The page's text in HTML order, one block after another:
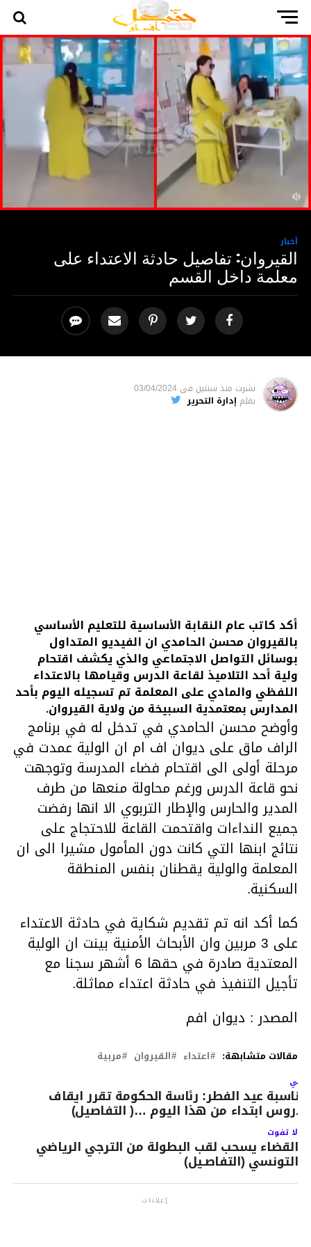
أخبار
القيروان: تفاصيل حادثة الاعتداء على
معلمة داخل القسم
نشرت منذ سنتين فى 03/04/2024
بقلم إدارة التحرير
أكد كاتب عام النقابة الأساسية للتعليم الأساسي
بالقيروان محسن الحامدي ان الفيديو المتداول
بوسائل التواصل الاجتماعي والذي يكشف اقتحام
ولية أحد التلاميذ لقاعة الدرس وقيامها بالاعتداء
اللفظي والمادي على المعلمة تم تسجيله اليوم بأحد
المدارس بمعتمدية السبيخة من ولاية القيروان.
وأوضح محسن الحامدي في تدخل له في برنامج
الراف ماق على ديوان اف ام ان الولية عمدت في
مرحلة أولى الى اقتحام فضاء المدرسة وتوجهت
نحو قاعة الدرس ورغم محاولة منعها من طرف
المدير والحارس والإطار التربوي الا انها رفضت
جميع النداءات واقتحمت القاعة للاحتجاج على
نتائج ابنها التي كانت دون المأمول مشيرا الى ان
المعلمة والولية يقطنان بنفس المنطقة
السكنية.
كما أكد انه تم تقديم شكاية في حادثة الاعتداء
على 3 مربين وان الأبحاث الأمنية بينت ان الولية
المعتدية صادرة في حقها 6 أشهر سجنا مع
تأجيل التنفيذ في حادثة اعتداء مماثلة.
المصدر : ديوان افم
مقالات متشابهة: اعتداء القيروان مربية
عيد الفطر: رئاسة الحكومة تقرر ايقاف
ابتداء من هذا اليوم …( التفاصيل)
لا تفوت
القضاء يسحب لقب البطولة من الترجي الرياضي
التونسي (التفاصـيل)
إعلانات